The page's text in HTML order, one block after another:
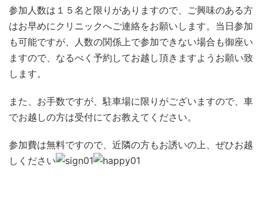
参加人数は１５名と限りがありますので、ご興味のある方
はお早めにクリニックへご連絡をお願いします。当日参加
も可能ですが、人数の関係上で参加できない場合も御座い
ますので、なるべく予約してお越し頂きますようお願い致
します。
また、お手数ですが、駐車場に限りがございますので、車
でお越しの方は受付にてお教えてください。
参加費は無料ですので、近隣の方もお誘いの上、ぜひお越
しください